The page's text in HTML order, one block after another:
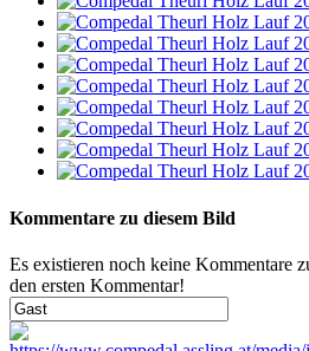
Kommentare zu diesem Bild
Es existieren noch keine Kommentare
den ersten Kommentar!